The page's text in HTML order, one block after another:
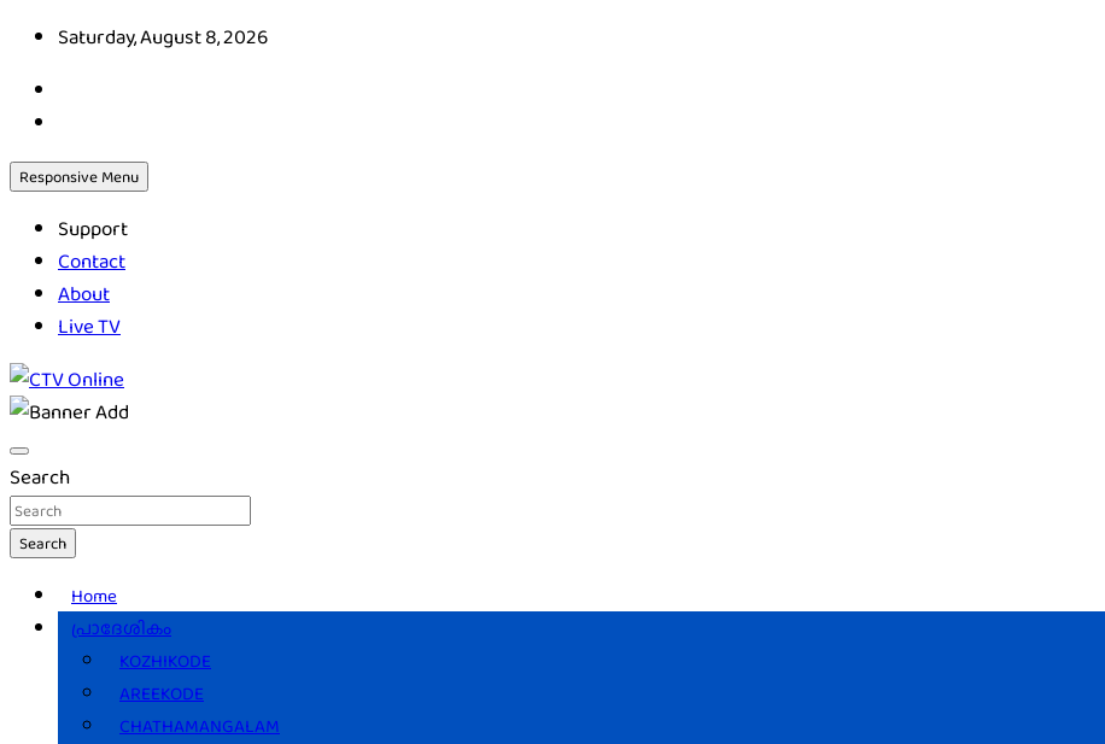
Skip
content
Saturday, August 8, 2026
Responsive Menu
Support
Contact
About
Live TV
CTV Online
Search
Search
Home
പ്രാദേശികം
KOZHIKODE
AREEKODE
CHATHAMANGALAM